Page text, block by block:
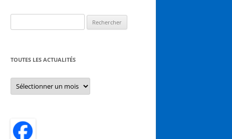
TOUTES LES ACTUALITÉS
Toutes
les
actualités